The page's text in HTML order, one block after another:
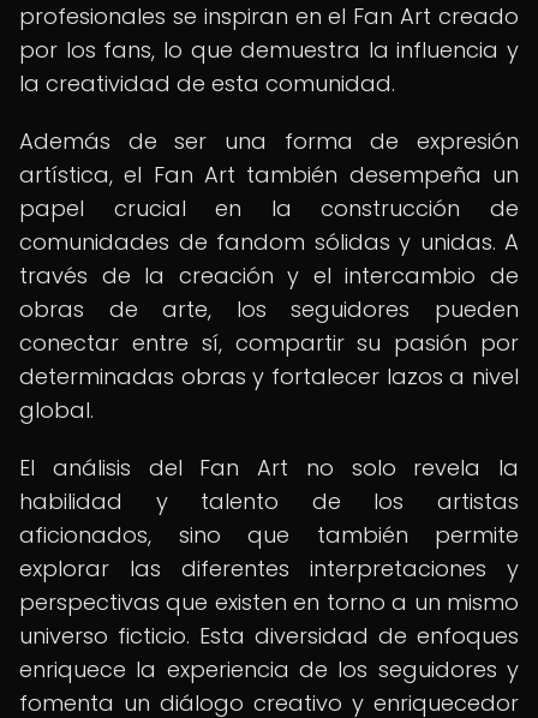
profesionales se inspiran en el Fan Art creado
por los fans, lo que demuestra la influencia y
la creatividad de esta comunidad.
Además de ser una forma de expresión
artística, el Fan Art también desempeña un
papel crucial en la construcción de
comunidades de fandom sólidas y unidas. A
través de la creación y el intercambio de
obras de arte, los seguidores pueden
conectar entre sí, compartir su pasión por
determinadas obras y fortalecer lazos a nivel
global.
El análisis del Fan Art no solo revela la
habilidad y talento de los artistas
aficionados, sino que también permite
explorar las diferentes interpretaciones y
perspectivas que existen en torno a un mismo
universo ficticio. Esta diversidad de enfoques
enriquece la experiencia de los seguidores y
fomenta un diálogo creativo y enriquecedor